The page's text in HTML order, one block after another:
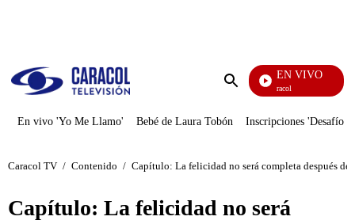
Enviar
EN VIVO
Noticias Caracol
En vivo 'Yo Me Llamo' Bebé de Laura Tobón Inscripciones 'Desafío'
Caracol TV / Contenido / Capítulo: La felicidad no será completa después
Capítulo: La felicidad no será